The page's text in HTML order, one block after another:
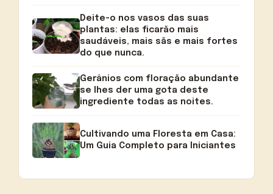
Deite-o nos vasos das suas
plantas: elas ficarão mais
saudáveis, mais sãs e mais fortes
do que nunca.
Gerânios com floração abundante
se lhes der uma gota deste
ingrediente todas as noites.
Cultivando uma Floresta em Casa:
Um Guia Completo para Iniciantes